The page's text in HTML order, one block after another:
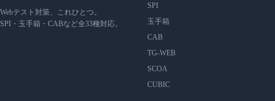
Webテスト対策、これひとつ。
SPI・玉手箱・CABなど全33種対応。
SPI
玉手箱
CAB
TG-WEB
SCOA
CUBIC